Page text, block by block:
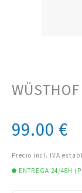
WÜSTHOF
99.00 €
Precio incl. IVA
ENTREGA 24/48H